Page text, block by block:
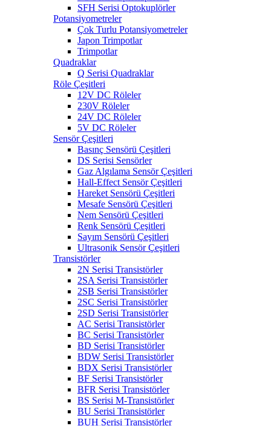
SFH Serisi Optokuplörler
Potansiyometreler
Çok Turlu Potansiyometreler
Japon Trimpotlar
Trimpotlar
Quadraklar
Q Serisi Quadraklar
Röle Çeşitleri
12V DC Röleler
230V Röleler
24V DC Röleler
5V DC Röleler
Sensör Çeşitleri
Basınç Sensörü Çeşitleri
DS Serisi Sensörler
Gaz Algılama Sensör Çeşitleri
Hall-Effect Sensör Çeşitleri
Hareket Sensörü Çeşitleri
Mesafe Sensörü Çeşitleri
Nem Sensörü Çeşitleri
Renk Sensörü Çeşitleri
Sayım Sensörü Çeşitleri
Ultrasonik Sensör Çeşitleri
Transistörler
2N Serisi Transistörler
2SA Serisi Transistörler
2SB Serisi Transistörler
2SC Serisi Transistörler
2SD Serisi Transistörler
AC Serisi Transistörler
BC Serisi Transistörler
BD Serisi Transistörler
BDW Serisi Transistörler
BDX Serisi Transistörler
BF Serisi Transistörler
BFR Serisi Transistörler
BS Serisi M-Transistörler
BU Serisi Transistörler
BUH Serisi Transistörler